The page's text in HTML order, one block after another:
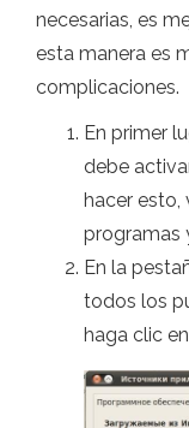
necesarias, es
esta manera es
complicaciones.
En primer
debe
hacer esto,
programas
En la
todos los
haga clic